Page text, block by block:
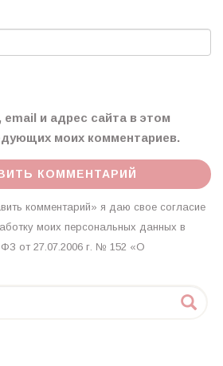
и адрес сайта в этом
моих комментариев.
комментарий» я даю свое согласие
моих персональных данных в
ФЗ от 27.07.2006 г. № 152 «О